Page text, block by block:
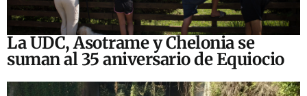
La UDC, Asotrame y Chelonia se
suman al 35 aniversario de Equiocio